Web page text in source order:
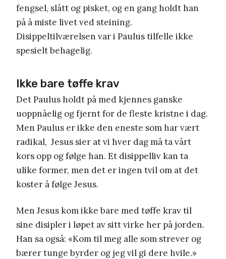
fengsel, slått og pisket, og en gang holdt han
på å miste livet ved steining.
Disippeltilværelsen var i Paulus tilfelle ikke
spesielt behagelig.
Ikke bare tøffe krav
Det Paulus holdt på med kjennes ganske
uoppnåelig og fjernt for de fleste kristne i dag.
Men Paulus er ikke den eneste som har vært
radikal, Jesus sier at vi hver dag må ta vårt
kors opp og følge han. Et disippelliv kan ta
ulike former, men det er ingen tvil om at det
koster å følge Jesus.
Men Jesus kom ikke bare med tøffe krav til
sine disipler i løpet av sitt virke her på jorden.
Han sa også: «Kom til meg alle som strever og
bærer tunge byrder og jeg vil gi dere hvile.»